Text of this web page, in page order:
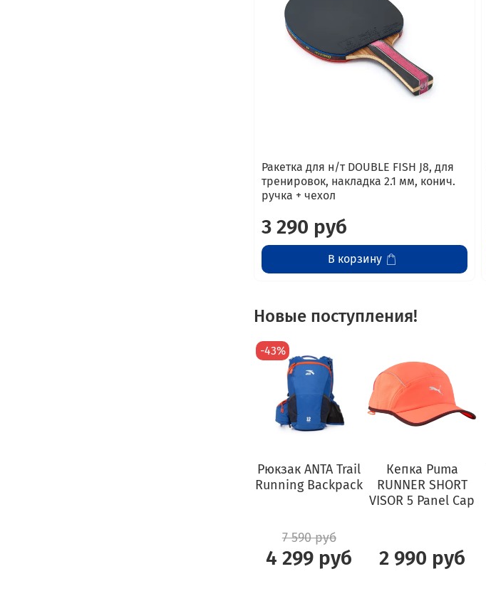
Ракетка для н/т DOUBLE FISH J8, для
тренировок, накладка 2.1 мм, конич.
ручка + чехол
3 290 руб
В корзину
Новые поступления!
-43%
Рюкзак ANTA Trail
Running Backpack
7 590 руб
4 299 руб
Кепка Puma
RUNNER SHORT
VISOR 5 Panel Cap
2 990 руб